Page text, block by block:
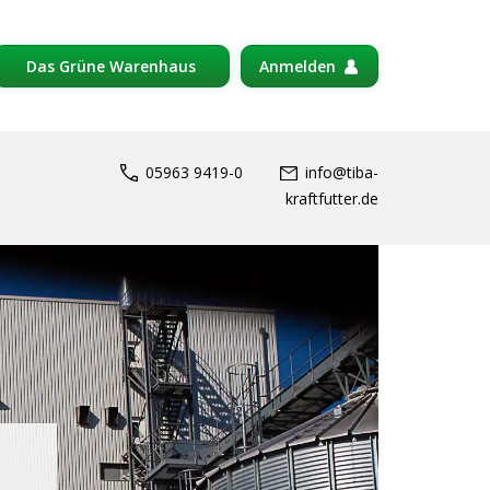
Das Grüne Warenhaus Anmelden
05963 9419-0
info@tiba-
kraftfutter.de